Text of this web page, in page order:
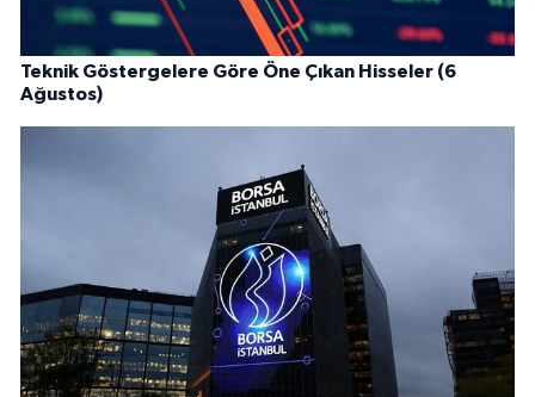
Teknik Göstergelere Göre Öne Çıkan Hisseler (6
Ağustos)